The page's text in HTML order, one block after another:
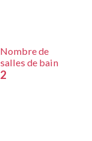
Nombre de
salles de bain
2